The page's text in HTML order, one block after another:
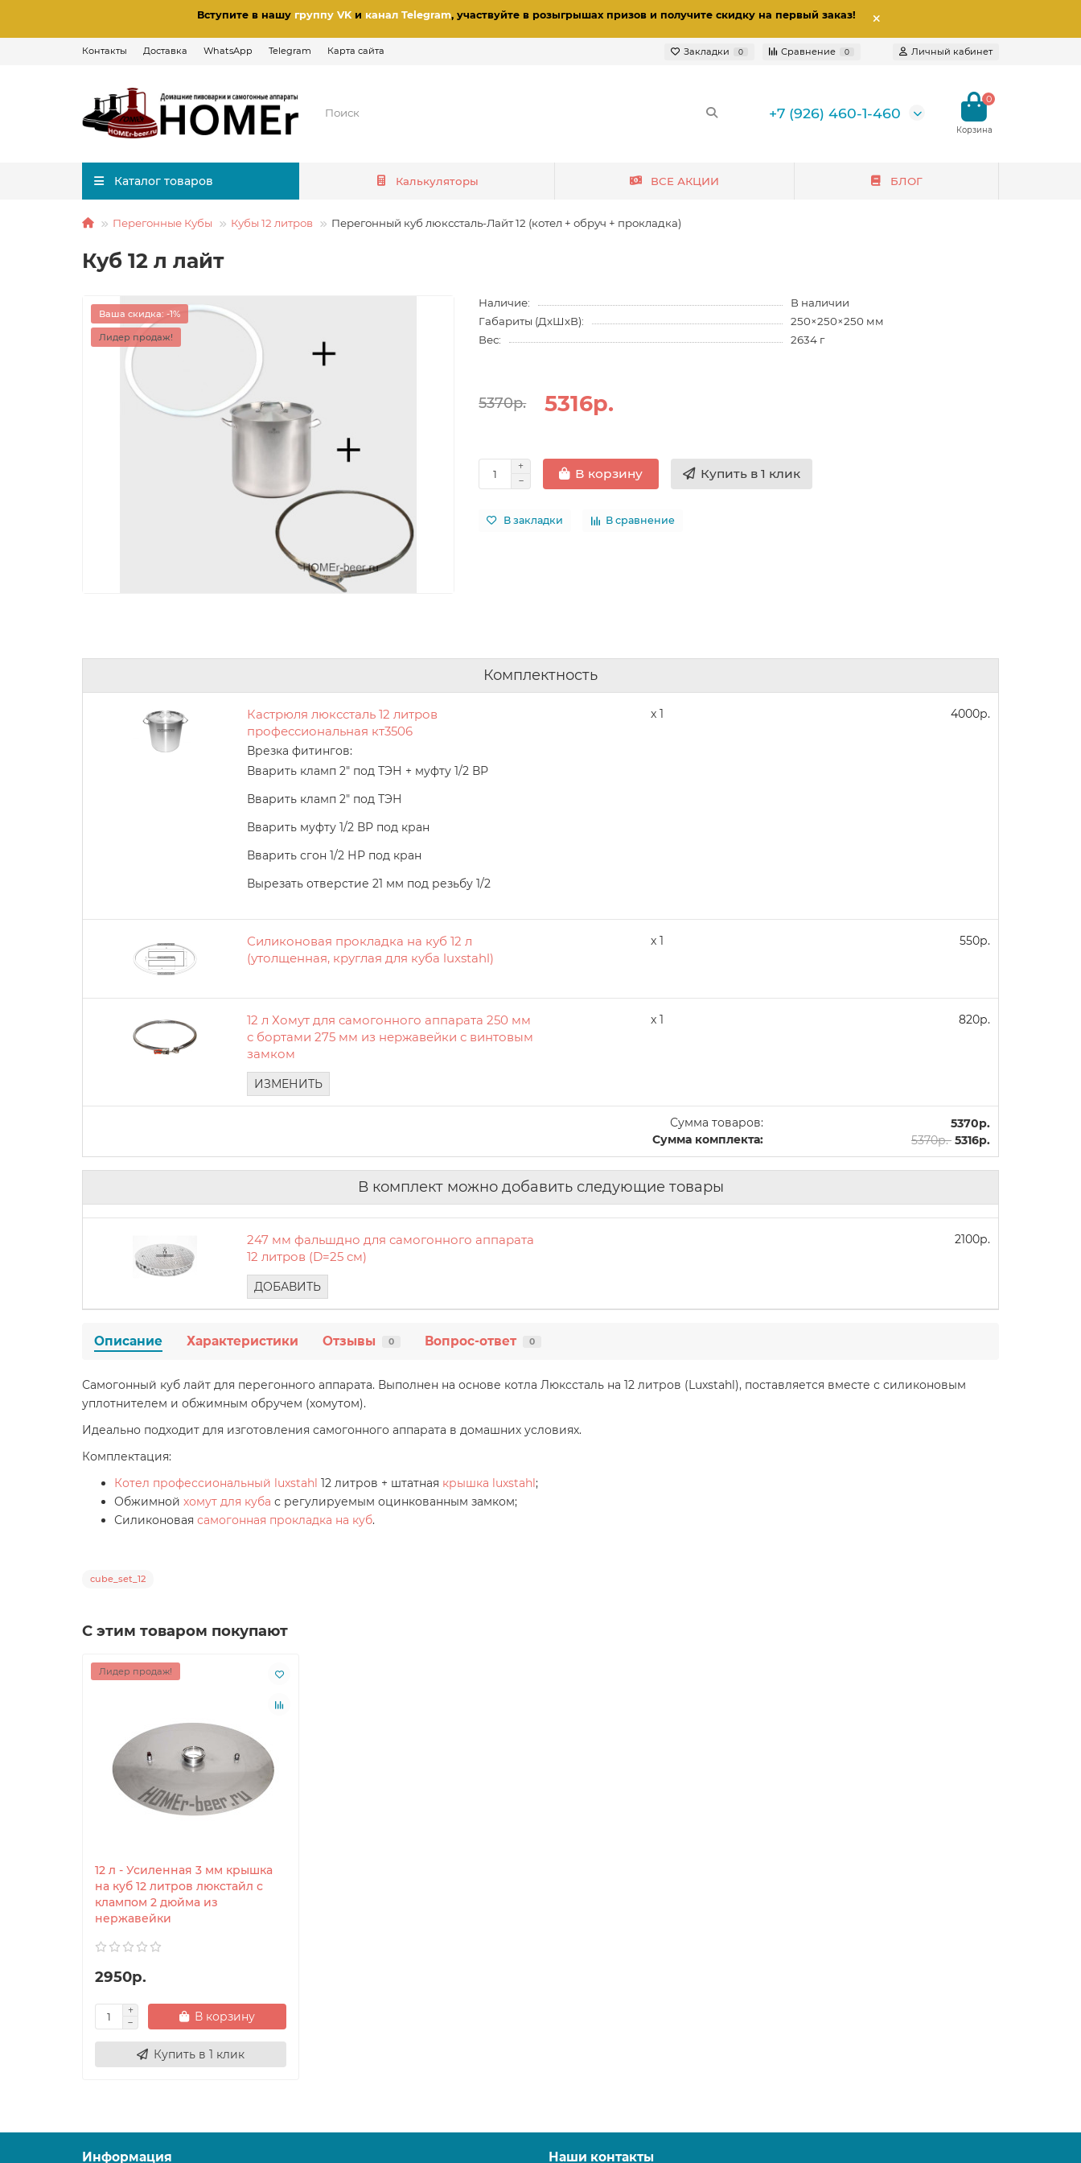
Вступите в нашу группу VKи канал Telegram, участвуйте в розыгрышах призов и получите скидку на первый заказ!
Контакты Доставка WhatsApp Telegram Карта сайта Закладки 0 Сравнение 0 Личный кабинет
+7 (926) 460-1-460
0
Каталог товаров Калькуляторы ВСЕ АКЦИИ БЛОГ
Перегонные Кубы Кубы 12 литров Перегонный куб люкссталь-Лайт 12 (котел + обруч + прокладка)
Куб 12 л лайт
Ваша скидка: -1%
Лидер продаж!
Наличие:
В наличии
Габариты (ДхШхВ):
250×250×250 мм
Вес:
2634 г
5370р. 5316р.
В корзину Купить в 1 клик
В закладки В сравнение
Комплектность
Кастрюля люкссталь 12 литров
профессиональная кт3506
Врезка фитингов:
Вварить кламп 2" под ТЭН + муфту 1/2 ВР
Вварить кламп 2" под ТЭН
Вварить муфту 1/2 ВР под кран
Вварить сгон 1/2 НР под кран
Вырезать отверстие 21 мм под резьбу 1/2
x 1 4000р.
Силиконовая прокладка на куб 12 л
(утолщенная, круглая для куба luxstahl)
x 1 550р.
12 л Хомут для самогонного аппарата 250 мм
с бортами 275 мм из нержавейки с винтовым
замком
ИЗМЕНИТЬ
x 1 820р.
Сумма товаров:
5370р.
Сумма комплекта:
5370р. 5316р.
В комплект можно добавить следующие товары
247 мм фальшдно для самогонного аппарата
12 литров (D=25 см)
ДОБАВИТЬ
2100р.
Описание Характеристики Отзывы 0 Вопрос-ответ 0
Самогонный куб лайт для перегонного аппарата. Выполнен на основе котла Люкссталь на 12 литров (Luxstahl), поставляется вместе с силиконовым
уплотнителем и обжимным обручем (хомутом).
Идеально подходит для изготовления самогонного аппарата в домашних условиях.
Комплектация:
Котел профессиональный luxstahl 12 литров + штатная крышка luxstahl ;
Обжимной хомут для куба с регулируемым оцинкованным замком;
Силиконовая самогонная прокладка на куб.
cube_set_12
С этим товаром покупают
Лидер продаж!
12 л - Усиленная 3 мм крышка
на куб 12 литров люкстайл с
клампом 2 дюйма из
нержавейки
2950р.
В корзину
Купить в 1 клик
Информация Наши контакты